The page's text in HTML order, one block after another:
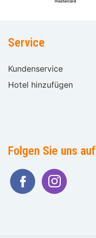
Service
Kundenservice
Hotel hinzufügen
Folgen Sie uns auf